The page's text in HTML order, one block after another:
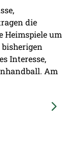
die
Heimspiele um
bisherigen
Interesse,
Am